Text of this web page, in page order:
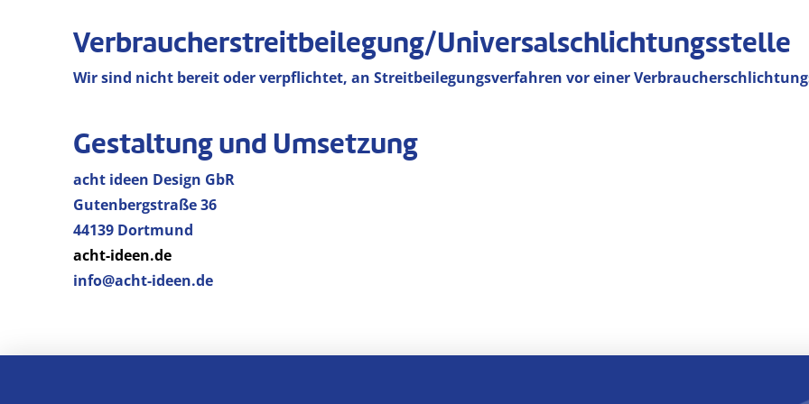
Verbraucher­streit­beilegung/Universal­schlichtungs­stelle
Wir sind nicht bereit oder verpflichtet, an Streitbeilegungsverfahren vor einer
Gestaltung und Umsetzung
acht ideen Design GbR
Gutenbergstraße 36
44139 Dortmund
acht-ideen.de
info@acht-ideen.de